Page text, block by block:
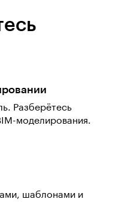
Разберётесь
моделирования.
шаблонами и